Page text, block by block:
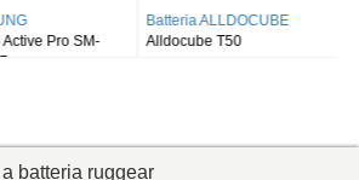
SM-
Batteria ALLDOCUBE
Alldocube T50
batteria ruggear